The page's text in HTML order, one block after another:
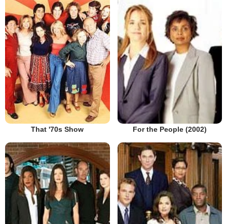
That '70s Show For the People (2002)